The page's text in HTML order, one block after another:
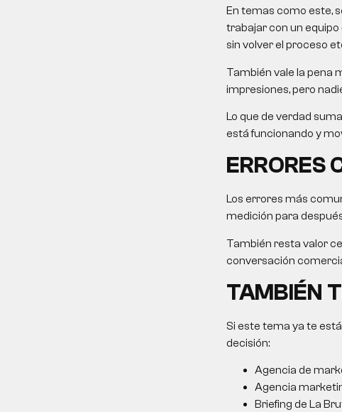
En temas como este,
trabajar con un
sin volver el proceso
También vale la pena
impresiones, pero
Lo que de verdad
está funcionando y
ERRORES
Los errores más
medición para
También resta valor
conversación
TAMBIÉN
Si este tema ya te
decisión:
Agencia de
Agencia
Briefing de La